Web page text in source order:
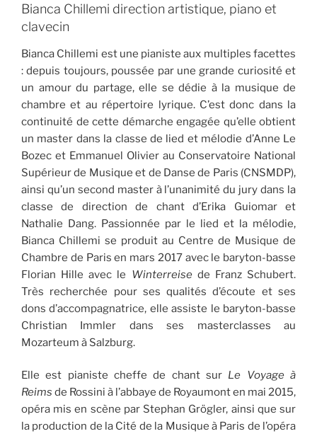
Bianca Chillemi direction artistique, piano et
clavecin
Bianca Chillemi est une pianiste aux multiples facettes
: depuis toujours, poussée par une grande curiosité et
un amour du partage, elle se dédie à la musique de
chambre et au répertoire lyrique. C’est donc dans la
continuité de cette démarche engagée qu’elle obtient
un master dans la classe de lied et mélodie d’Anne Le
Bozec et Emmanuel Olivier au Conservatoire National
Supérieur de Musique et de Danse de Paris (CNSMDP),
ainsi qu’un second master à l’unanimité du jury dans la
classe de direction de chant d’Erika Guiomar et
Nathalie Dang. Passionnée par le lied et la mélodie,
Bianca Chillemi se produit au Centre de Musique de
Chambre de Paris en mars 2017 avec le baryton-basse
Florian Hille avec le Winterreisede Franz Schubert.
Très recherchée pour ses qualités d’écoute et ses
dons d’accompagnatrice, elle assiste le baryton-basse
Christian Immler dans ses masterclasses au
Mozarteum à Salzburg.
Elle est pianiste cheffe de chant sur Le Voyage à
Reims de Rossini à l’abbaye de Royaumont en mai 2015,
opéra mis en scène par Stephan Grögler, ainsi que sur
la production de la Cité de la Musique à Paris de l’opéra